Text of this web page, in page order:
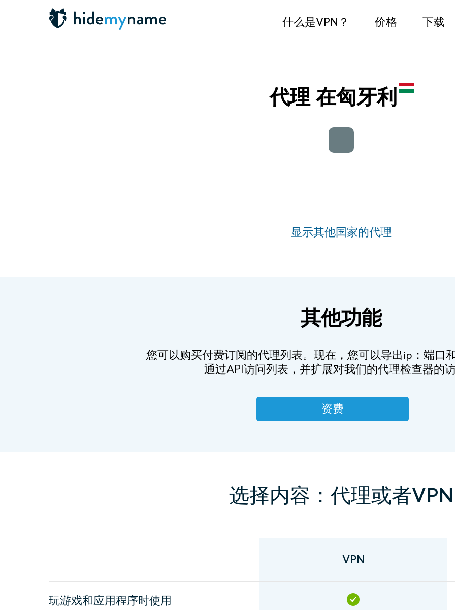
什么是VPN？ 价格 下载
代理 在匈牙利
显示其他国家的代理
其他功能
您可以购买付费订阅的代理列表。现在，您可以导出ip：端口
通过API访问列表，并扩展对我们的代理检查器的
资费
选择内容：代理或者VPN
VPN
玩游戏和应用程序时使用